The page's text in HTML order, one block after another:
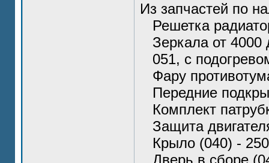
Из запчастей по
Решетка
Зеркала от 4000
051, с
Фару
Передние
Комплект
Защита
Крыло (040) -
Дверь в сборе